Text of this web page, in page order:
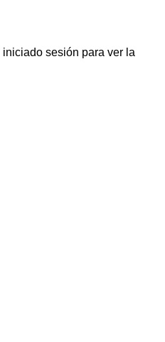
sesión para ver la